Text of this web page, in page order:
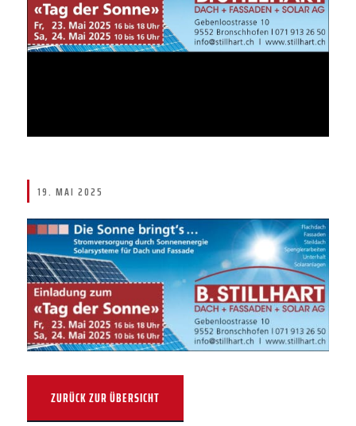
19. MAI 2025
ZURÜCK ZUR ÜBERSICHT